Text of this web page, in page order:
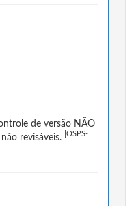
de versão NÃO
revisáveis.
[OSPS-